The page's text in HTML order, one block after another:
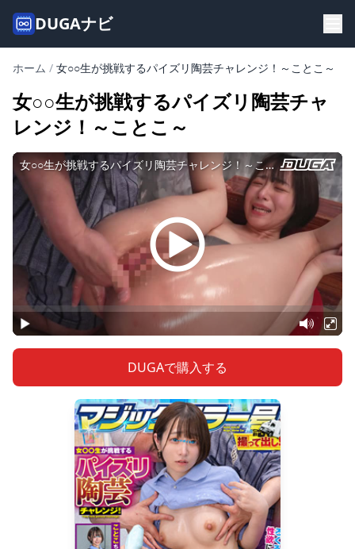
DUGAナビ
ホーム / 女○○生が挑戦するパイズリ陶芸チャレンジ！～ことこ～
女○○生が挑戦するパイズリ陶芸チャ
レンジ！～ことこ～
DUGAで購入する